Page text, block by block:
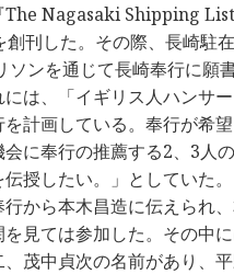
The Nagasaki Shipping
刊した。その際、長崎駐
ソンを通じて長崎奉行に願
には、「イギリス人ハンサ
計画している。奉行が希
に奉行の推薦する2、3人
授したい。」としていた。
から本木昌造に伝えられ
見ては参加した。その中
茂中貞次の名前があり、